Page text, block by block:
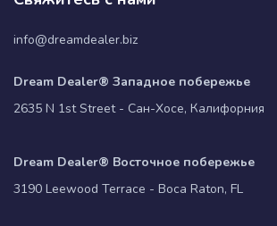
info@dreamdealer.biz
Dream Dealer® Западное побережье
2635 N 1st Street - Сан-Хосе, Калифорния
Dream Dealer® Восточное побережье
3190 Leewood Terrace - Boca Raton, FL